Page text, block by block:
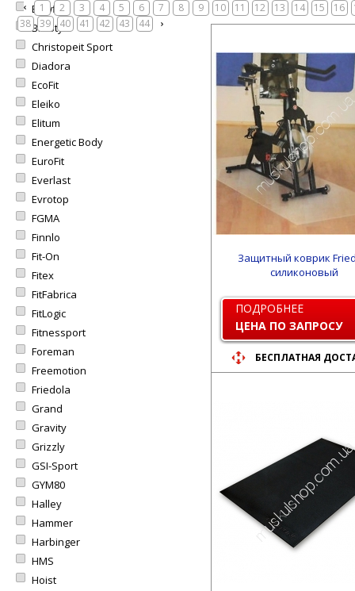
Bowflex
BruStyle
Christopeit Sport
Diadora
EcoFit
Eleiko
Elitum
Energetic Body
EuroFit
Everlast
Evrotop
FGMA
Finnlo
Fit-On
Fitex
FitFabrica
FitLogic
Fitnessport
Foreman
Freemotion
Friedola
Grand
Gravity
Grizzly
GSI-Sport
GYM80
Halley
Hammer
Harbinger
HMS
Hoist
1 2 3 4 5 6 7 8 9 10 11 12 13 14 15 16
38
39 40 41 42 43 44
Защитный коврик
силиконовый
ПОДРОБНЕЕ
ЦЕНА ПО ЗАПРОСУ
БЕСПЛАТНАЯ